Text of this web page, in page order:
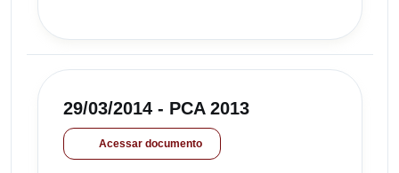
29/03/2014 - PCA 2013
Acessar documento